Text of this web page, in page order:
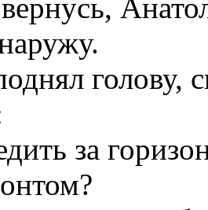
голову,
за